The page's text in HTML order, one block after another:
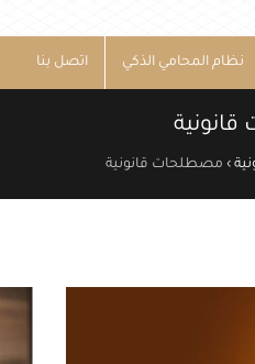
نظام المحامي الذكي اتصل بنا
› مصطلحات قانونية